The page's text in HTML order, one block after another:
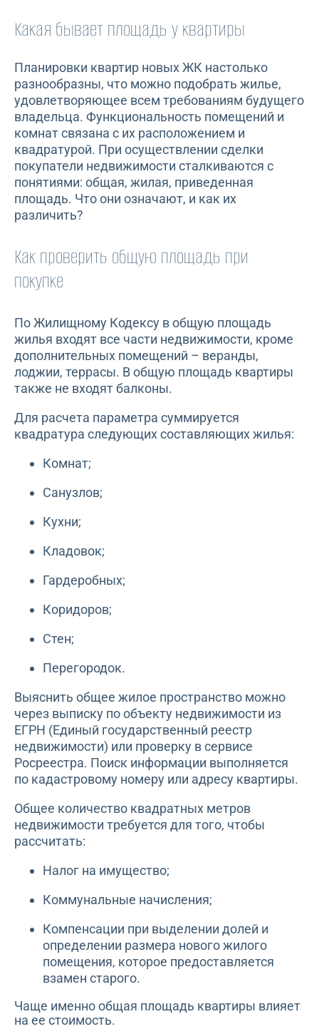
Какая бывает площадь у квартиры
Планировки квартир новых ЖК настолько
разнообразны, что можно подобрать жилье,
удовлетворяющее всем требованиям будущего
владельца. Функциональность помещений и
комнат связана с их расположением и
квадратурой. При осуществлении сделки
покупатели недвижимости сталкиваются с
понятиями: общая, жилая, приведенная
площадь. Что они означают, и как их
различить?
Как проверить общую площадь при
покупке
По Жилищному Кодексу в общую площадь
жилья входят все части недвижимости, кроме
дополнительных помещений – веранды,
лоджии, террасы. В общую площадь квартиры
также не входят балконы.
Для расчета параметра суммируется
квадратура следующих составляющих жилья:
Комнат;
Санузлов;
Кухни;
Кладовок;
Гардеробных;
Коридоров;
Стен;
Перегородок.
Выяснить общее жилое пространство можно
через выписку по объекту недвижимости из
ЕГРН (Единый государственный реестр
недвижимости) или проверку в сервисе
Росреестра. Поиск информации выполняется
по кадастровому номеру или адресу квартиры.
Общее количество квадратных метров
недвижимости требуется для того, чтобы
рассчитать:
Налог на имущество;
Коммунальные начисления;
Компенсации при выделении долей и
определении размера нового жилого
помещения, которое предоставляется
взамен старого.
Чаще именно общая площадь квартиры влияет
на ее стоимость.